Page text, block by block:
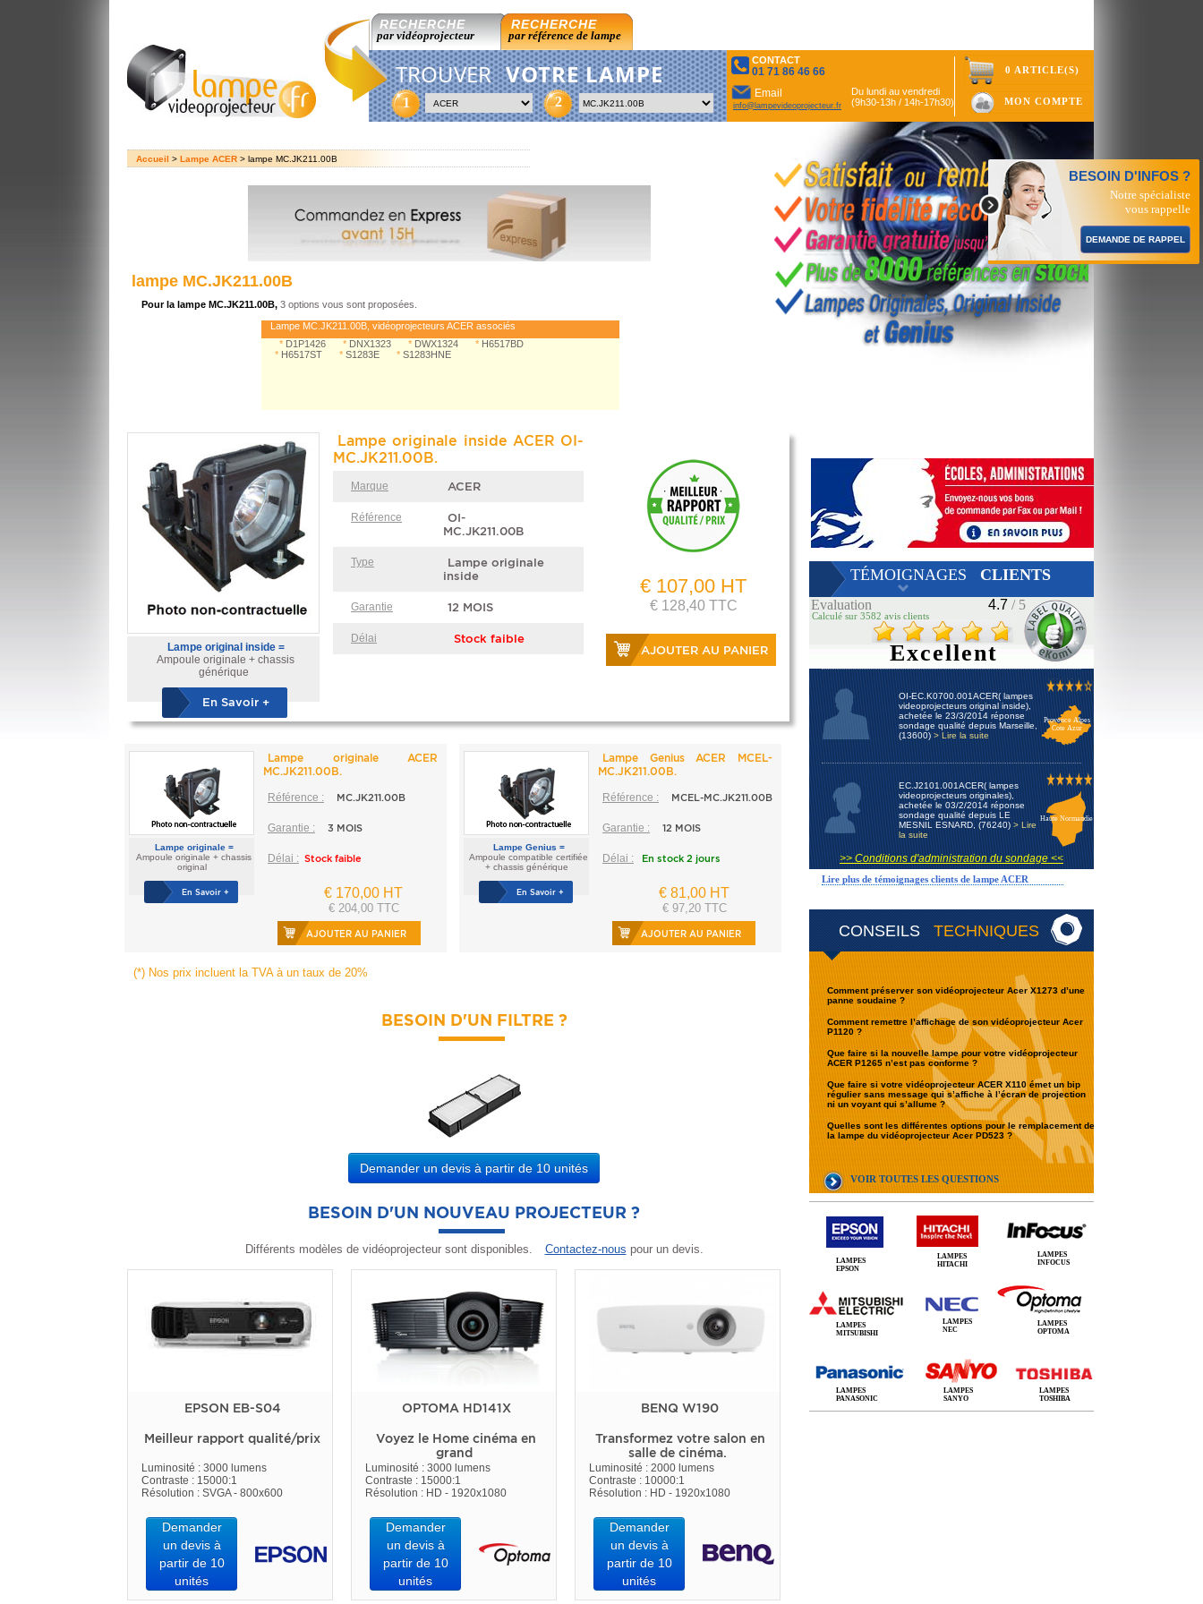
RECHERCHE
par vidéoprojecteur
RECHERCHE
par référence de lampe
TROUVER VOTRE LAMPE
1 2
CONTACT
01 71 86 46 66
Email
info@lampevideoprojecteur.fr
Du lundi au vendredi
(9h30-13h / 14h-17h30)
0 ARTICLE(S)
MON COMPTE
Accueil > Lampe ACER > lampe MC.JK211.00B
CONSEILS TECHNIQUES
BESOIN D'INFOS ?
Notre spécialiste
vous rappelle
DEMANDE DE RAPPEL
Comment préserver son vidéoprojecteur Acer X1273 d’une
panne soudaine ?
Comment remettre l’affichage de son vidéoprojecteur Acer
P1120 ?
Que faire si la nouvelle lampe pour votre vidéoprojecteur
ACER P1265 n’est pas conforme ?
Que faire si votre vidéoprojecteur ACER X110 émet un bip
régulier sans message qui s’affiche à l’écran de projection
ni un voyant qui s’allume ?
Quelles sont les différentes options pour le remplacement de
la lampe du vidéoprojecteur Acer PD523 ?
VOIR TOUTES LES QUESTIONS
TÉMOIGNAGES CLIENTS
Evaluation 4.7 / 5
Calculé sur 3582 avis clients
Excellent
OI-EC.K0700.001ACER( lampes
videoprojecteurs original inside),
achetée le 23/3/2014 réponse
sondage qualité depuis Marseille,
(13600) > Lire la suite
Provence Alpes
Cote Azur
EC.J2101.001ACER( lampes
videoprojecteurs originales),
achetée le 03/2/2014 réponse
sondage qualité depuis LE
MESNIL ESNARD, (76240) > Lire
la suite
Haute Normandie
>> Conditions d'administration du sondage <<
Lire plus de témoignages clients de lampe ACER
LAMPES
EPSON
LAMPES
HITACHI
LAMPES
INFOCUS
LAMPES
MITSUBISHI
LAMPES
NEC
LAMPES
OPTOMA
LAMPES
PANASONIC
LAMPES
SANYO
LAMPES
TOSHIBA
lampe MC.JK211.00B
Pour la lampe MC.JK211.00B, 3 options vous sont proposées.
Lampe MC.JK211.00B, vidéoprojecteurs ACER associés
* D1P1426 * DNX1323 * DWX1324 * H6517BD
* H6517ST * S1283E * S1283HNE
Lampe original inside =
Ampoule originale + chassis
générique
En Savoir +
Lampe originale inside ACER OI-
MC.JK211.00B.
Marque ACER
Référence
OI-
MC.JK211.00B
Type
Lampe originale
inside
Garantie 12 MOIS
Délai Stock faible
€ 107,00 HT
€ 128,40 TTC
AJOUTER AU PANIER
Lampe originale =
Ampoule originale + chassis
original
En Savoir +
Lampe originale ACER
MC.JK211.00B.
Référence : MC.JK211.00B
Garantie : 3 MOIS
Délai : Stock faible
€ 170,00 HT
€ 204,00 TTC
AJOUTER AU PANIER
Lampe Genius =
Ampoule compatible certifiée
+ chassis générique
En Savoir +
Lampe Genius ACER MCEL-
MC.JK211.00B.
Référence : MCEL-MC.JK211.00B
Garantie : 12 MOIS
Délai : En stock 2 jours
€ 81,00 HT
€ 97,20 TTC
AJOUTER AU PANIER
(*) Nos prix incluent la TVA à un taux de 20%
BESOIN D'UN FILTRE ?
Demander un devis à partir de 10 unités
BESOIN D'UN NOUVEAU PROJECTEUR ?
Différents modèles de vidéoprojecteur sont disponibles. Contactez-nous pour un devis.
EPSON EB-S04
Meilleur rapport qualité/prix
Luminosité : 3000 lumens
Contraste : 15000:1
Résolution : SVGA - 800x600
Demander
un devis à
partir de 10
unités
OPTOMA HD141X
Voyez le Home cinéma en
grand
Luminosité : 3000 lumens
Contraste : 15000:1
Résolution : HD - 1920x1080
Demander
un devis à
partir de 10
unités
BENQ W190
Transformez votre salon en
salle de cinéma.
Luminosité : 2000 lumens
Contraste : 10000:1
Résolution : HD - 1920x1080
Demander
un devis à
partir de 10
unités